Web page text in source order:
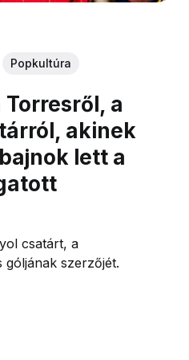
Popkultúra
a
akinek
lett a
csatárt, a
góljának szerzőjét.